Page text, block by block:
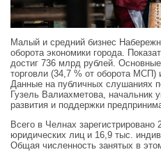
Малый и средний бизнес
оборота экономики города.
достиг 736 млрд рублей.
торговли (34,7 % от оборота
Данные на публичных слушаниях
Гузель Валиахметова, начальник
развития и поддержки
Всего в Челнах
юридических лиц и 16,9 тыс.
Общая численность занятых в